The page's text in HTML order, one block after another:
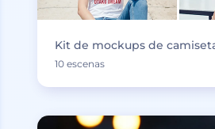
Kit de mockups de
10 escenas